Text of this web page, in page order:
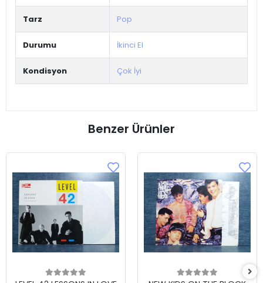
Tarz Pop
Durumu İkinci El
Kondisyon Çok İyi
Benzer Ürünler